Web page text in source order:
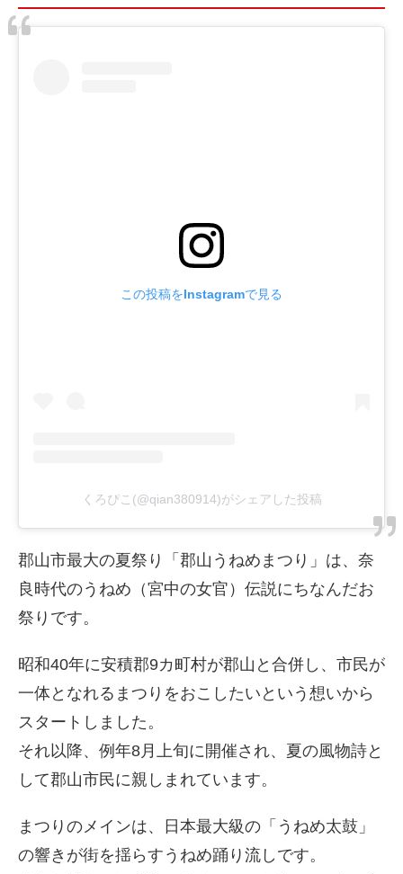
この投稿をInstagramで見る
くろぴこ(@qian380914)がシェアした投稿
郡山市最大の夏祭り「郡山うねめまつり」は、奈
良時代のうねめ（宮中の女官）伝説にちなんだお
祭りです。
昭和40年に安積郡9カ町村が郡山と合併し、市民が
一体となれるまつりをおこしたいという想いから
スタートしました。
それ以降、例年8月上旬に開催され、夏の風物詩と
して郡山市民に親しまれています。
まつりのメインは、日本最大級の「うねめ太鼓」
の響きが街を揺らすうねめ踊り流しです。